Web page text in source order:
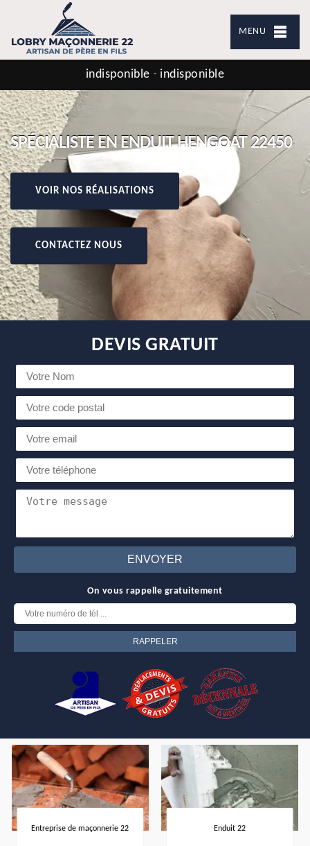
MENU
indisponible - indisponible
SPÉCIALISTE EN ENDUIT HENGOAT 22450
VOIR NOS RÉALISATIONS
CONTACTEZ NOUS
DEVIS GRATUIT
On vous rappelle gratuitement
Entreprise de maçonnerie 22 Enduit 22